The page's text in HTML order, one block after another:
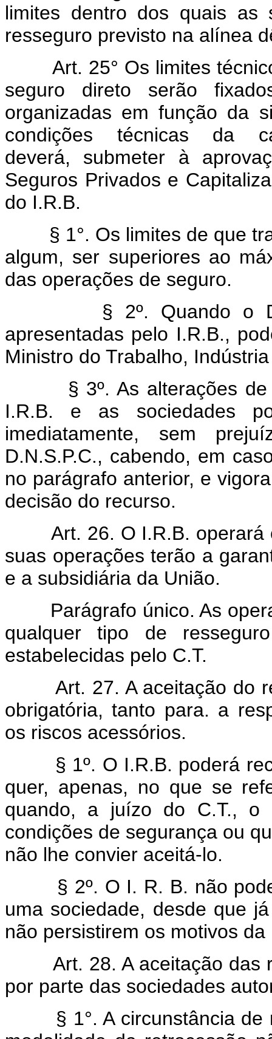
limites dentro dos quais as
resseguro previsto na alínea
Art. 25° Os limites
seguro direto serão
organizadas em função da
condições técnicas da
deverá, submeter à
Seguros Privados e
do I.R.B.
§ 1°. Os limites de que
algum, ser superiores ao
das operações de seguro.
§ 2º. Quando o
apresentadas pelo I.R.B.,
Ministro do Trabalho,
§ 3º. As alterações de
I.R.B. e as sociedades
imediatamente, sem
D.N.S.P.C., cabendo, em
no parágrafo anterior, e
decisão do recurso.
Art. 26. O I.R.B.
suas operações terão a
e a subsidiária da União.
Parágrafo único. As
qualquer tipo de
estabelecidas pelo C.T.
Art. 27. A aceitação do
obrigatória, tanto para. a
os riscos acessórios.
§ 1º. O I.R.B. poderá
quer, apenas, no que se
quando, a juízo do C.T., o
condições de segurança ou
não lhe convier aceitá-lo.
§ 2º. O I. R. B. não
uma sociedade, desde que
não persistirem os motivos da
Art. 28. A aceitação das
por parte das sociedades
§ 1°. A circunstância de